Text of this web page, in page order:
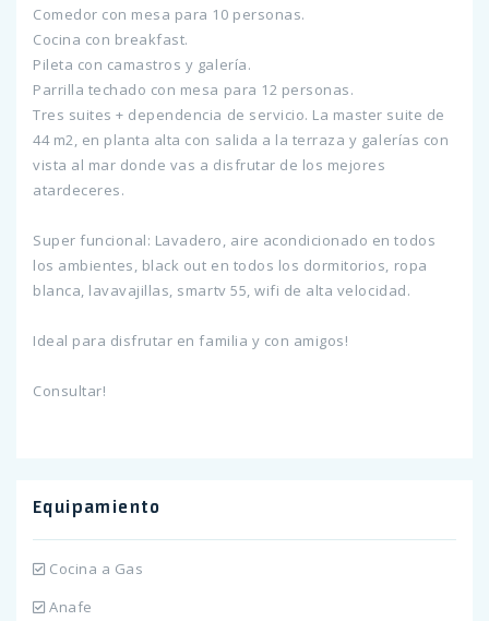
Comedor con mesa para 10 personas.
Cocina con breakfast.
Pileta con camastros y galería.
Parrilla techado con mesa para 12 personas.
Tres suites + dependencia de servicio. La master suite de
44 m2, en planta alta con salida a la terraza y galerías con
vista al mar donde vas a disfrutar de los mejores
atardeceres.
Super funcional: Lavadero, aire acondicionado en todos
los ambientes, black out en todos los dormitorios, ropa
blanca, lavavajillas, smartv 55, wifi de alta velocidad.
Ideal para disfrutar en familia y con amigos!
Consultar!
Equipamiento
Cocina a Gas
Anafe